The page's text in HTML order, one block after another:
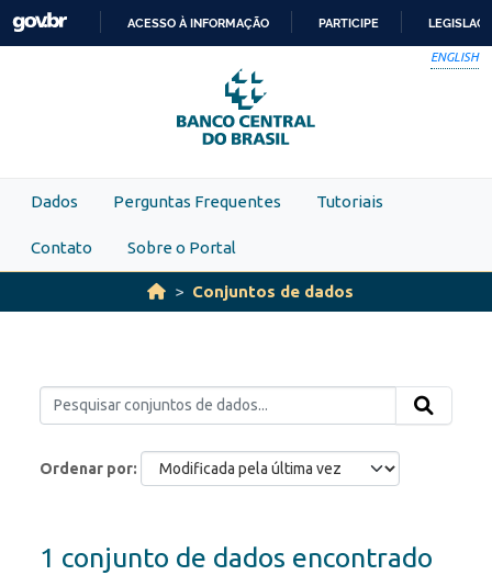
Skip to main content
PARA
O
CONTEÚDO
ACESSO À INFORMAÇÃO PARTICIPE
ENGLISH
Dados Perguntas Frequentes Tutoriais
Contato Sobre o Portal
Conjuntos de dados
Ordenar por
1 conjunto de dados encontrado